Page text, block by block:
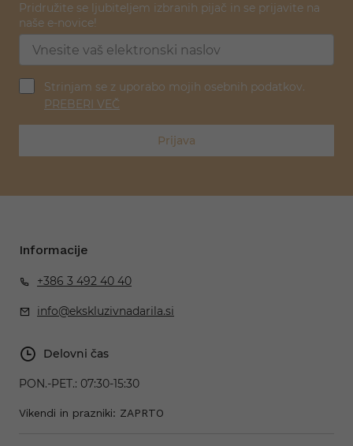
Pridružite se ljubiteljem izbranih pijač in se prijavite na
naše e-novice!
Strinjam se z uporabo mojih osebnih podatkov.
PREBERI VEČ
Prijava
Informacije
+386 3 492 40 40
info@ekskluzivnadarila.si
Delovni čas
PON.-PET.: 07:30-15:30
Vikendi in prazniki: ZAPRTO